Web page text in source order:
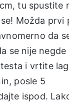
tu spustite
Možda prvi
da
se nije negde
i vrtite
posle 5
ispod.